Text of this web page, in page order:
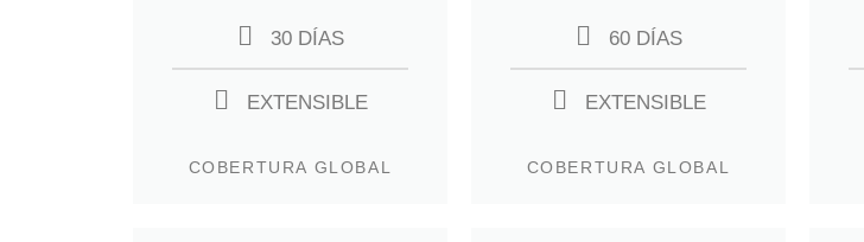
30 DÍAS
EXTENSIBLE
COBERTURA GLOBAL
60 DÍAS
EXTENSIBLE
COBERTURA GLOBAL